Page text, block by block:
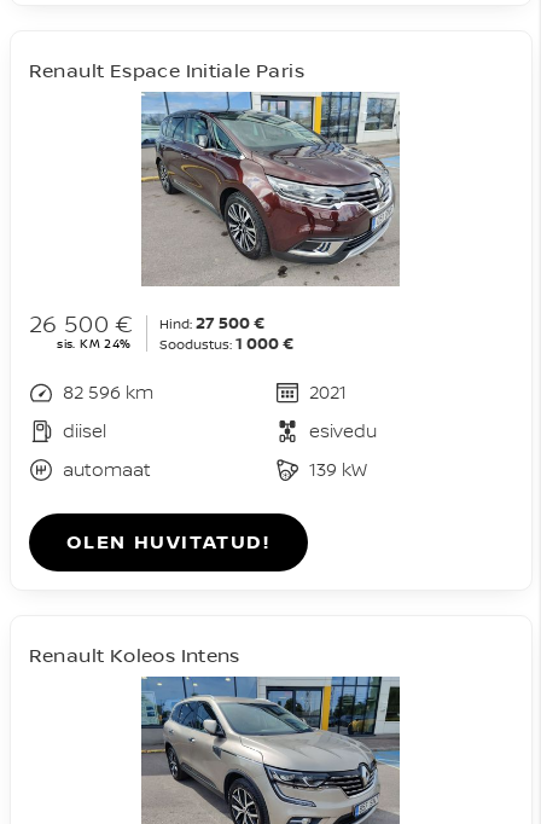
Renault Espace Initiale Paris
26 500 €
sis. KM 24%
Hind: 27 500 €
Soodustus: 1 000 €
82 596 km
2021
diisel
esivedu
automaat
139 kW
OLEN HUVITATUD!
Renault Koleos Intens